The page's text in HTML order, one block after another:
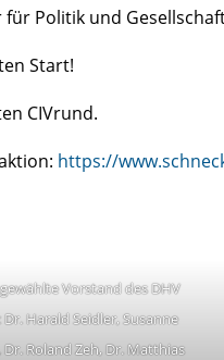
Politik und
Start!
CIVrund.
https://
Vorstand des DHV
Dr. Harald Seidler, Susanne
Roland Zeh, Dr. Matthias